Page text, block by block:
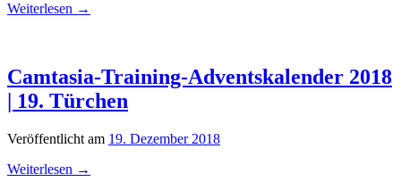
Weiterlesen →
Camtasia-Training-Adventskalender 2018
| 19. Türchen
Veröffentlicht am 19. Dezember 2018
Weiterlesen →